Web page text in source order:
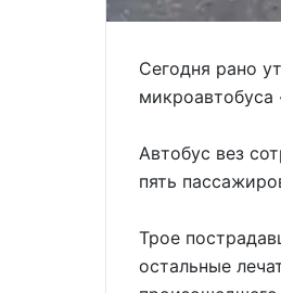
Сегодня рано
микроавтобуса
Автобус вез
пять
Трое
остальные